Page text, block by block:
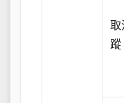
取
蹤